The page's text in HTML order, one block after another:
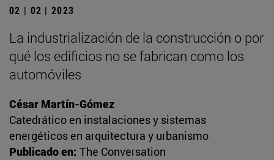
02 | 02 | 2023
La industrialización de la construcción o por
qué los edificios no se fabrican como los
automóviles
César Martín-Gómez
Catedrático en instalaciones y sistemas
energéticos en arquitectura y urbanismo
Publicado en: The Conversation